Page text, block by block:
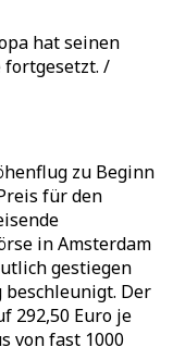
hat seinen
fortgesetzt. /
zu Beginn
für den
in Amsterdam
gestiegen
beschleunigt. Der
292,50 Euro je
von fast 1000